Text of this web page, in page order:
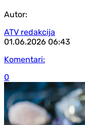
Autor:
ATV redakcija
01.06.2026 06:43
Komentari:
0